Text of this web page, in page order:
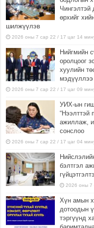
Чингэлтэй
өрхийг
шилжүүлэв
2026 оны 7 сар 22 / 17 цаг 14
Нийгмийн
оролцоог
хуулийн
мэдүүллээ
2026 оны 7 сар 22 / 17 цаг 09
УИХ-ын
“Нээлттэй
ажиллаж,
сонслоо
2026 оны 7 сар 22 / 17 цаг 04
бэлтгэл
2026 оны 7
Хүн амын
дотоодын
тэргүүнд